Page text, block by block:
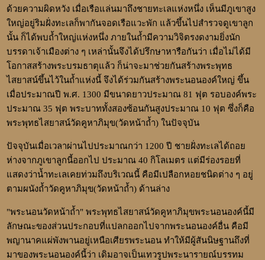
ด้วยความผิดหวัง เมื่อเรือแล่นมาถึงชายทะเลแห่งหนึ่ง เห็นมีภูเขาสูง
ใหญ่อยู่ริมฝั่งทะเลก็พากันจอดเรือแวะพัก แล้วขึ้นไปสำรวจดูเขาลูก
นั้น ก็ได้พบถ้ำใหญ่แห่งหนึ่ง ภายในถ้ำมีความวิจิตรงดงามยิ่งนัก
บรรดาเจ้าเมืองต่าง ๆ เหล่านั้นจึงได้ปรึกษาหารือกันว่า เมื่อไม่ได้มี
โอกาสสร้างพระบรมธาตุแล้ว ก็น่าจะมาช่วยกันสร้างพระพุทธ
ไสยาสน์ขึ้นไว้ในถ้ำแห่งนี้ จึงได้ร่วมกันสร้างพระนอนองค์ใหญ่ ขึ้น
เมื่อประมาณปี พ.ศ. 1300 มีขนาดยาวประมาณ 81 ฟุต รอบองค์พระ
ประมาณ 35 ฟุต พระบาททั้งสองซ้อนกันสูงประมาณ 10 ฟุต ซึ่งก็คือ
พระพุทธไสยาสน์วัดคูหาภิมุข(วัดหน้าถ้ำ) ในปัจจุบัน
ปัจจุบันเมื่อเวลาผ่านไปประมาณกว่า 1200 ปี ชายฝั่งทะเลได้ถอย
ห่างจากภูเขาลูกนี้ออกไป ประมาณ 40 กิโลเมตร แต่มีร่องรอยที่
แสดงว่าน้ำทะเลเคยท่วมถึงบริเวณนี้ คือมีเปลือกหอยชนิดต่าง ๆ อยู่
ตามผนังถ้ำวัดคูหาภิมุข(วัดหน้าถ้ำ) ด้านล่าง
"พระนอนวัดหน้าถ้ำ"พระพุทธไสยาสน์วัดคูหาภิมุขพระนอนองค์นี้มี
ลักษณะของส่วนประกอบที่แปลกออกไปจากพระนอนองค์อื่น คือมี
พญานาคแผ่พังพานอยู่เหนือเศียรพระนอน ทำให้มีผู้สันนิษฐานถึงที่
มาของพระนอนองค์นี้ว่า เดิมอาจเป็นเทวรูปพระนารายณ์บรรทม